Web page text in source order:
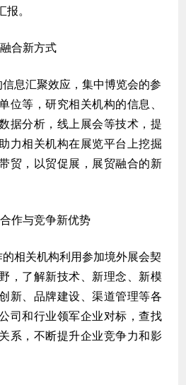
。
合新方式
息汇聚效应，集中博览会的参
位等，研究相关机构的信息、
据分析，线上展会等技术，提
力相关机构在展览平台上挖掘
贸，以贸促展，展贸融合的新
作与竞争新优势
相关机构利用参加境外展会契
，了解新技术、新理念、新模
新、品牌建设、渠道管理等各
司和行业领军企业对标，查找
系，不断提升企业竞争力和影